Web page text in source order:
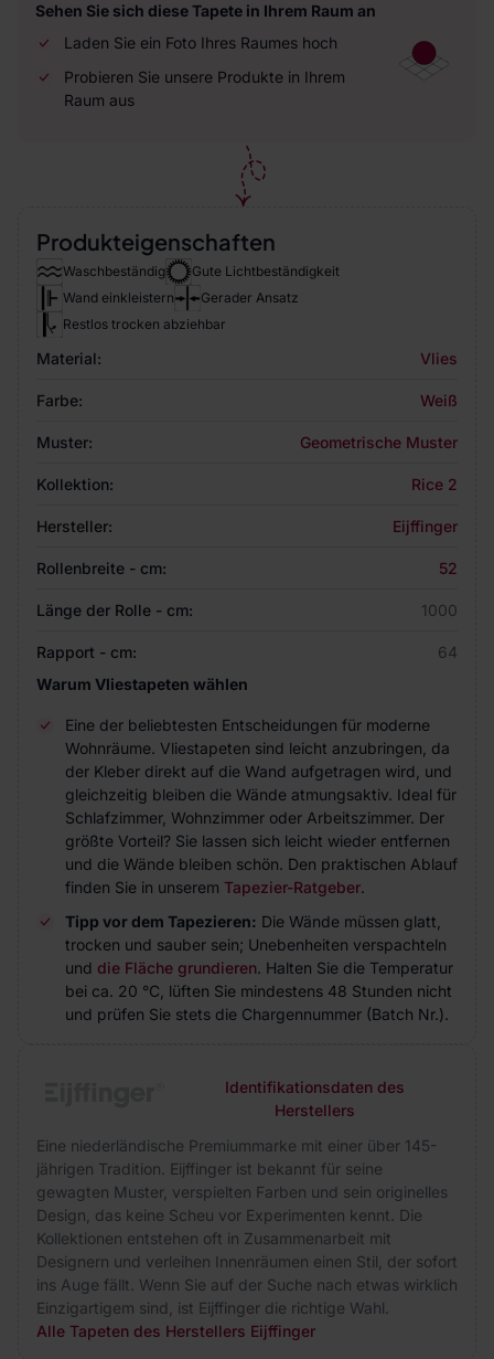
Sehen Sie sich diese Tapete in Ihrem Raum an
Laden Sie ein Foto Ihres Raumes hoch
Probieren Sie unsere Produkte in Ihrem
Raum aus
Produkteigenschaften
Waschbeständig
Gute Lichtbeständigkeit
Wand einkleistern
Gerader Ansatz
Restlos trocken abziehbar
Material: Vlies
Farbe: Weiß
Muster: Geometrische Muster
Kollektion: Rice 2
Hersteller: Eijffinger
Rollenbreite - cm: 52
Länge der Rolle - cm: 1000
Rapport - cm:
64
Warum Vliestapeten wählen
Eine der beliebtesten Entscheidungen für moderne
Wohnräume. Vliestapeten sind leicht anzubringen, da
der Kleber direkt auf die Wand aufgetragen wird, und
gleichzeitig bleiben die Wände atmungsaktiv. Ideal für
Schlafzimmer, Wohnzimmer oder Arbeitszimmer. Der
größte Vorteil? Sie lassen sich leicht wieder entfernen
und die Wände bleiben schön. Den praktischen Ablauf
finden Sie in unserem Tapezier-Ratgeber.
Tipp vor dem Tapezieren: Die Wände müssen glatt,
trocken und sauber sein; Unebenheiten verspachteln
und die Fläche grundieren. Halten Sie die Temperatur
bei ca. 20 °C, lüften Sie mindestens 48 Stunden nicht
und prüfen Sie stets die Chargennummer (Batch Nr.).
Identifikationsdaten des
Herstellers
Eine niederländische Premiummarke mit einer über 145-
jährigen Tradition. Eijffinger ist bekannt für seine
gewagten Muster, verspielten Farben und sein originelles
Design, das keine Scheu vor Experimenten kennt. Die
Kollektionen entstehen oft in Zusammenarbeit mit
Designern und verleihen Innenräumen einen Stil, der sofort
ins Auge fällt. Wenn Sie auf der Suche nach etwas wirklich
Einzigartigem sind, ist Eijffinger die richtige Wahl.
Alle Tapeten des Herstellers Eijffinger